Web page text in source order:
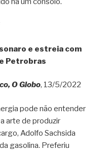
e estreia com
Petrobras
O Globo, 13/5/2022
pode não entender
arte de produzir
Adolfo Sachsida
gasolina. Preferiu